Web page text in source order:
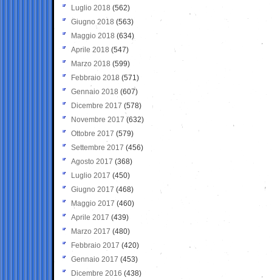
Luglio 2018 (562)
Giugno 2018 (563)
Maggio 2018 (634)
Aprile 2018 (547)
Marzo 2018 (599)
Febbraio 2018 (571)
Gennaio 2018 (607)
Dicembre 2017 (578)
Novembre 2017 (632)
Ottobre 2017 (579)
Settembre 2017 (456)
Agosto 2017 (368)
Luglio 2017 (450)
Giugno 2017 (468)
Maggio 2017 (460)
Aprile 2017 (439)
Marzo 2017 (480)
Febbraio 2017 (420)
Gennaio 2017 (453)
Dicembre 2016 (438)